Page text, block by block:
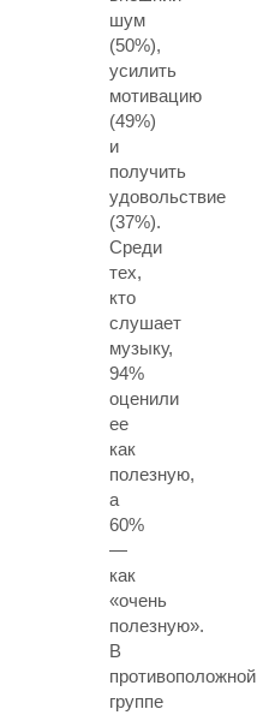
шум
(50%),
усилить
мотивацию
(49%)
и
получить
удовольствие
(37%).
Среди
тех,
кто
слушает
музыку,
94%
оценили
ее
как
полезную,
а
60%
—
как
«очень
полезную».
В
противоположной
группе